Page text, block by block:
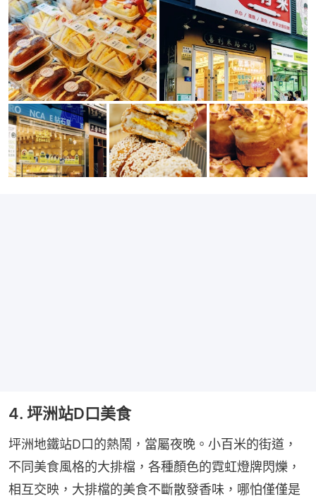
4. 坪洲站D口美食
坪洲地鐵站D口的熱鬧，當屬夜晚。小百米的街道，
不同美食風格的大排檔，各種顏色的霓虹燈牌閃爍，
相互交映，大排檔的美食不斷散發香味，哪怕僅僅是